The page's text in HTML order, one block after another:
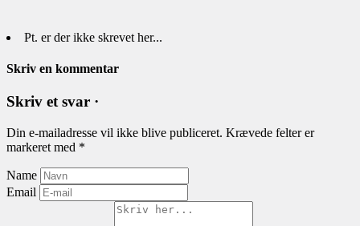
Pt. er der ikke skrevet her...
Skriv en kommentar
Skriv et svar ·
Din e-mailadresse vil ikke blive publiceret. Krævede felter er
markeret med *
Name
Email